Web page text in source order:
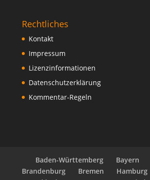
Rechtliches
Kontakt
Impressum
Lizenzinformationen
Datenschutzerklärung
Kommentar-Regeln
Baden-Württemberg Bayern
Brandenburg
Bremen Hamburg